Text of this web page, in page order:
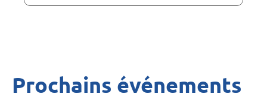
Prochains événements